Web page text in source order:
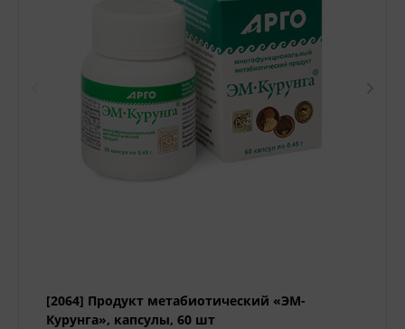
[2064] Продукт метабиотический «ЭМ-
Курунга», капсулы, 60 шт